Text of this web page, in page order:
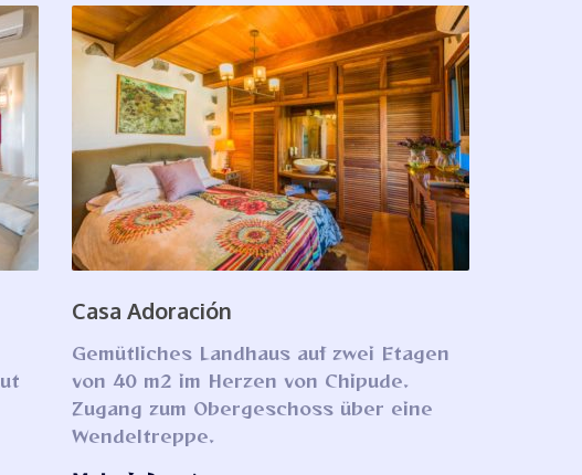
Casa Adoración
Gemütliches Landhaus auf zwei Etagen
von 40 m2 im Herzen von Chipude.
Zugang zum Obergeschoss über eine
Wendeltreppe.